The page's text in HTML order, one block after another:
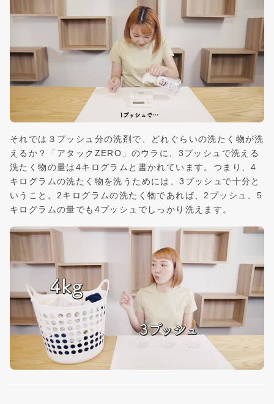
それでは３プッシュ分の洗剤で、どれぐらいの洗たく物が洗
えるか？「アタックZERO」のウラに、3プッシュで洗える
洗たく物の量は4キログラムと書かれています。つまり、4
キログラムの洗たく物を洗うためには、3プッシュで十分と
いうこと。2キログラムの洗たく物であれば、2プッシュ、5
キログラムの量でも4プッシュでしっかり洗えます。